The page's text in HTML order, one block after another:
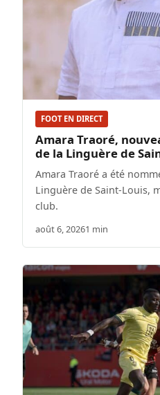
FOOT EN DIRECT
Amara Traoré,
de la Linguère de
Amara Traoré a été
Linguère de Saint-Louis,
club.
août 6, 20261 min